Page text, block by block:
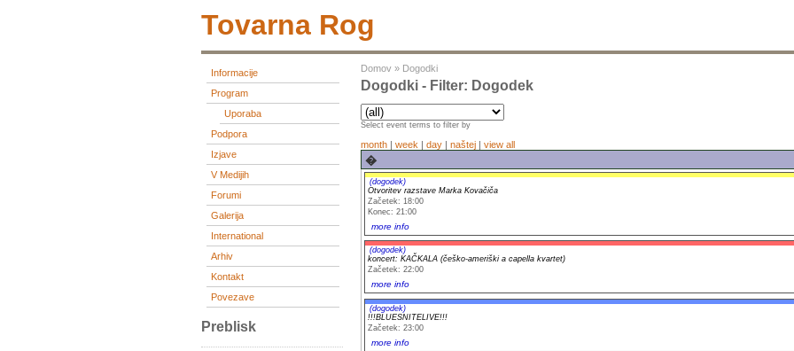
Tovarna Rog
Informacije
Program
Uporaba
Podpora
Izjave
V Medijih
Forumi
Galerija
International
Arhiv
Kontakt
Povezave
Preblisk
Domov » Dogodki
Dogodki - Filter: Dogodek
Select event terms to filter by
month | week | day | naštej | view all
�
(dogodek)
Otvoritev razstave Marka Kovačiča
Začetek: 18:00
Konec: 21:00
more info
(dogodek)
koncert: KAČKALA (češko-ameriški a capella kvartet)
Začetek: 22:00
more info
(dogodek)
!!!BLUESNITELIVE!!!
Začetek: 23:00
more info